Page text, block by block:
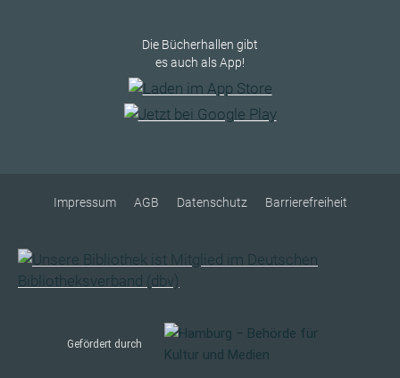
Die Bücherhallen gibt
es auch als App!
Impressum AGB Datenschutz Barrierefreiheit
Gefördert durch